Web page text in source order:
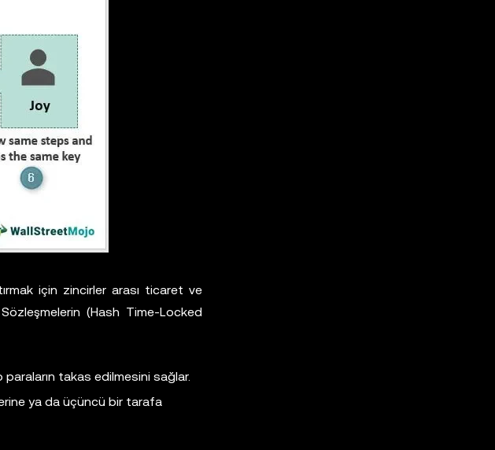
için zincirler arası ticaret ve
(Hash Time-Locked
takas edilmesini sağlar.
ya da üçüncü bir tarafa